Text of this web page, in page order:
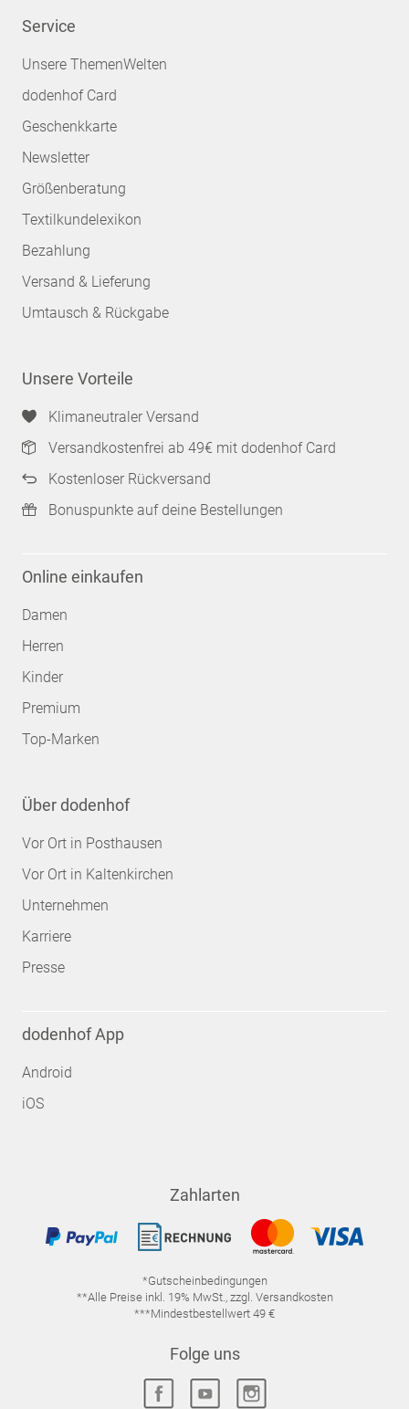
Service
Unsere ThemenWelten
dodenhof Card
Geschenkkarte
Newsletter
Größenberatung
Textilkundelexikon
Bezahlung
Versand & Lieferung
Umtausch & Rückgabe
Unsere Vorteile
Klimaneutraler Versand
Versandkostenfrei ab 49€ mit dodenhof Card
Kostenloser Rückversand
Bonuspunkte auf deine Bestellungen
Online einkaufen
Damen
Herren
Kinder
Premium
Top-Marken
Über dodenhof
Vor Ort in Posthausen
Vor Ort in Kaltenkirchen
Unternehmen
Karriere
Presse
dodenhof App
Android
iOS
Zahlarten
*Gutscheinbedingungen
**Alle Preise inkl. 19% MwSt., zzgl. Versandkosten
***Mindestbestellwert 49 €
Folge uns